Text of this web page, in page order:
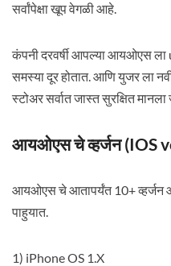
सर्वांपेक्षा खूप वेगळी आहे.
कंपनी दरवर्षी आपल्या आयओएस ला
समस्या दूर होतात. आणि युजर ला
स्टोअर सर्वात जास्त सुरक्षित मानला
आयओएस चे व्हर्जन (IOS
आयओएस चे आतापर्यंत 10+
पाहुयात.
1) iPhone OS 1.X